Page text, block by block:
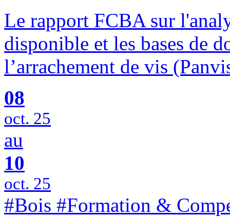
Le rapport FCBA sur
disponible et les bases de
l’arrachement de vis
08
oct. 25
au
10
oct. 25
#Bois #Formation &